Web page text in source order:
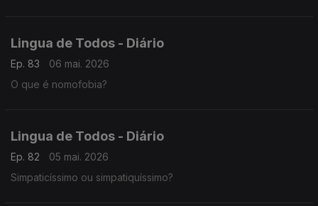
Lingua de Todos - Diário
Ep. 83
06 mai. 2026
O que é nomofobia?
Lingua de Todos - Diário
Ep. 82
05 mai. 2026
Simpaticíssimo ou simpatiquíssimo?